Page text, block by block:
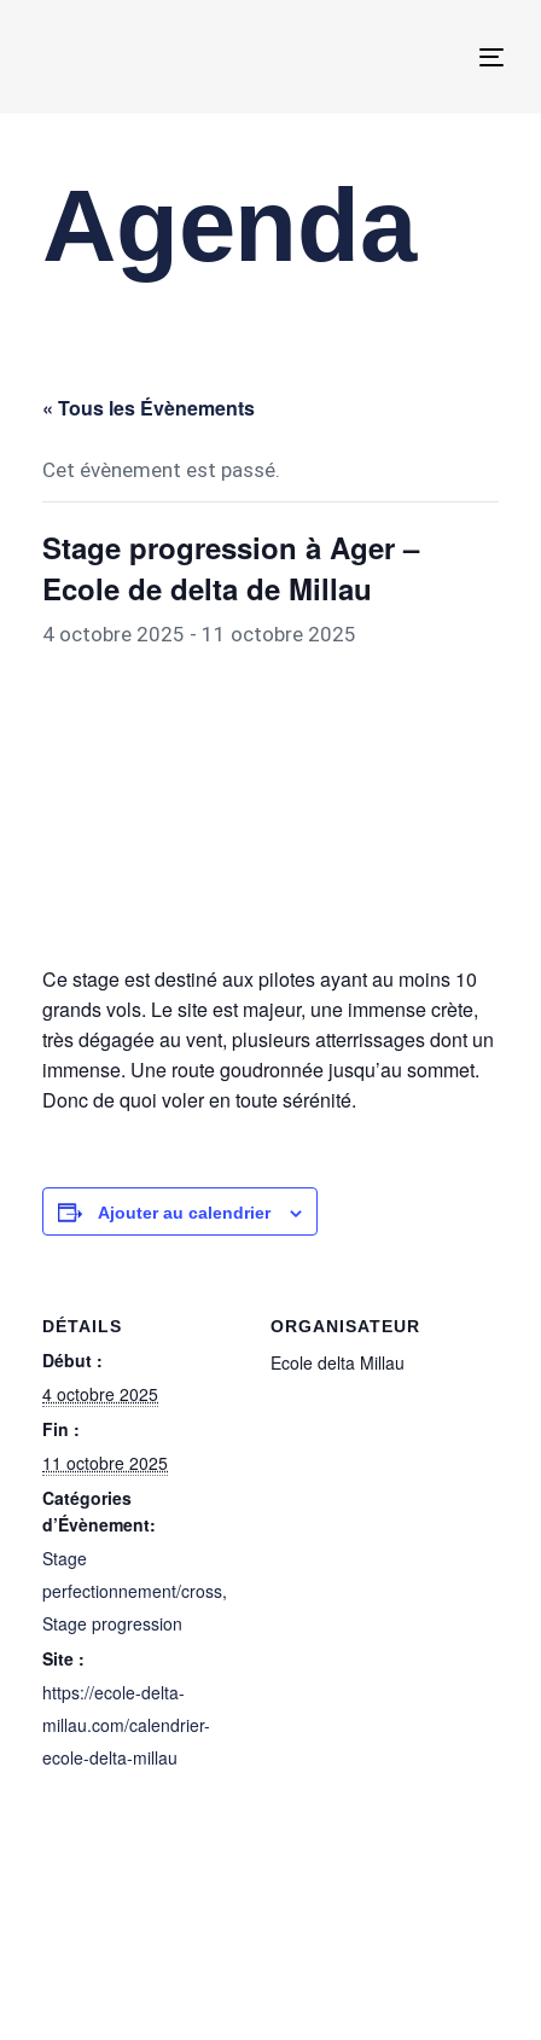
Agenda
« Tous les Évènements
Cet évènement est passé.
Stage progression à Ager –
Ecole de delta de Millau
4 octobre 2025 - 11 octobre 2025
Ce stage est destiné aux pilotes ayant au moins 10
grands vols. Le site est majeur, une immense crète,
très dégagée au vent, plusieurs atterrissages dont un
immense. Une route goudronnée jusqu’au sommet.
Donc de quoi voler en toute sérénité.
Ajouter au calendrier
DÉTAILS
Début :
4 octobre 2025
Fin :
11 octobre 2025
Catégories
d’Évènement:
Stage
perfectionnement/cross,
Stage progression
Site :
https://ecole-delta-
millau.com/calendrier-
ecole-delta-millau
ORGANISATEUR
Ecole delta Millau